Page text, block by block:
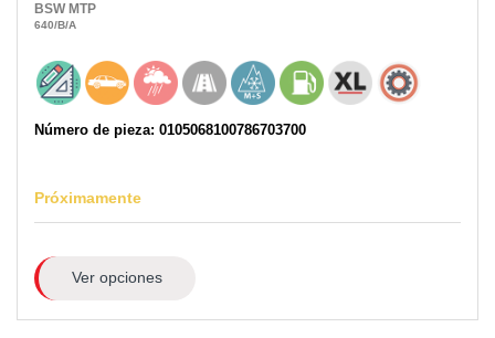
BSW MTP
640/B/A
Número de pieza: 0105068100786703700
Próximamente
Ver opciones